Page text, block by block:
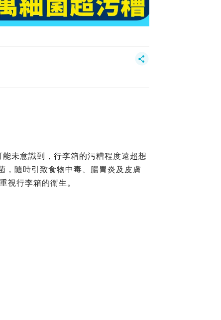
未意識到，行李箱的污糟程度遠超想
，隨時引致食物中毒、腸胃炎及皮膚
視行李箱的衛生。